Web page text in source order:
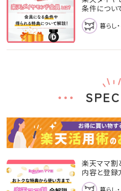
条件につい
暮らし
楽天ママ割
内容と登録
暮らし